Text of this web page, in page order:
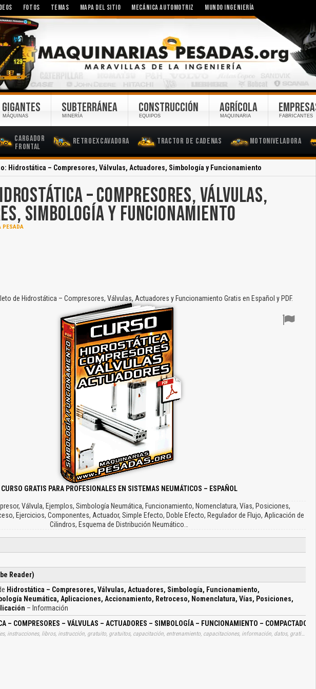
FOTOS TEMAS MAPA DEL SITIO MECÁNICA AUTOMOTRIZ MUNDO INGENIERÍA
Cargador
Frontal
Retroexcavadora Tractor de Cadenas Motoniveladora
GIGANTES
MÁQUINAS
SUBTERRÁNEA
MINERÍA
CONSTRUCCIÓN
EQUIPOS
AGRÍCOLA
MAQUINARIA FABRICANTES
Hidrostática – Compresores, Válvulas, Actuadores, Simbología y Funcionamiento
– COMPRESORES, VÁLVULAS,
SIMBOLOGÍA Y FUNCIONAMIENTO
PESADA
de Hidrostática – Compresores, Válvulas, Actuadores y Funcionamiento Gratis en Español y PDF.
CURSO GRATIS PARA PROFESIONALES EN SISTEMAS NEUMÁTICOS – ESPAÑOL
Válvula, Ejemplos, Simbología Neumática, Funcionamiento, Nomenclatura, Vías, Posiciones,
Ejercicios, Componentes, Actuador, Simple Efecto, Doble Efecto, Regulador de Flujo, Aplicación de
Cilindros, Esquema de Distribución Neumático…
Reader)
Hidrostática – Compresores, Válvulas, Actuadores, Simbología, Funcionamiento,
Neumática, Aplicaciones, Accionamiento, Retroceso, Nomenclatura, Vías, Posiciones,
– Información
– COMPRESORES – VÁLVULAS – ACTUADORES – SIMBOLOGÍA – FUNCIONAMIENTO –
Tags: curso, cursos, manuales, instrucciones, libros, instrucción, gratuito, gratuitos, capacitación, entrenamiento, capacitaciones, información, datos, gratis, descargar, hidrostaticas, compresores, valvulas, actuadores, simbologias, funcionamientos, compactadores, simbologias, neumaticas, aplicaciones, accionamientos, retrocesos, nomenclaturas, vias, posiciones, componentes, aplicaciones, aprender, descargas